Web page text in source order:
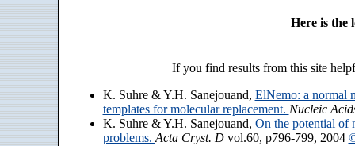
Here is the
If you find results from this site
K. Suhre & Y.H. Sanejouand, ElNemo: a normal
templates for molecular replacement. Nucleic
K. Suhre & Y.H. Sanejouand, On the potential of
problems.Acta Cryst. Dvol.60, p796-799, 2004